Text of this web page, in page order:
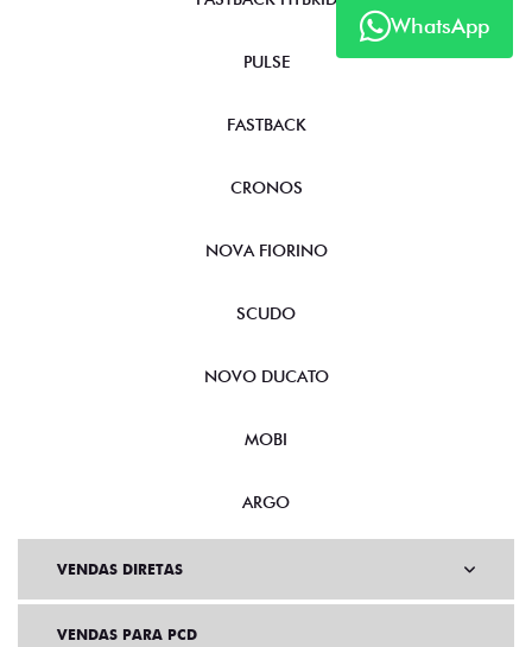
WhatsApp
PULSE
FASTBACK
CRONOS
NOVA FIORINO
SCUDO
NOVO DUCATO
MOBI
ARGO
VENDAS DIRETAS
VENDAS PARA PCD